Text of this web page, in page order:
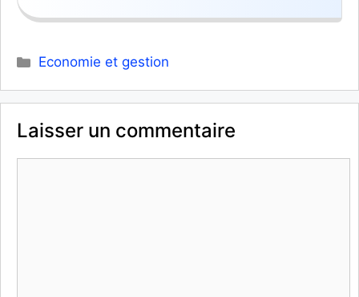
Catégories
Economie et gestion
Laisser un commentaire